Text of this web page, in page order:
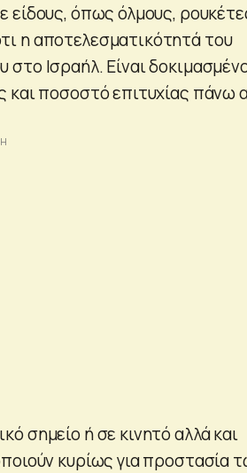
είδους, όπως όλμους,
η αποτελεσματικότητά του
Ισραήλ. Είναι
και ποσοστό επιτυχίας πάνω
σημείο ή σε κινητό αλλά και
κυρίως για προστασία